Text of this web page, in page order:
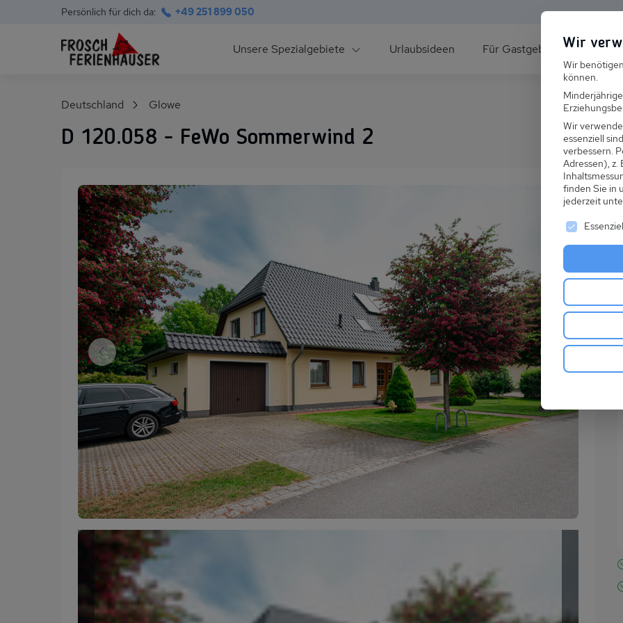
Persönlich für dich da: +49 251 899 050
Hauptnavigation
Unsere Spezialgebiete
Polnische Ostsee
Gruppenhäuser für den Skiurlaub
Urlaubsideen Für Gastgeber Über
Deutschland Glowe
D 120.058 - FeWo Sommerwind 2
Wir
Wir
können.
Wir
essenziell
verbessern.
Adressen), z.
finden Sie in
jederzeit
Es folgt